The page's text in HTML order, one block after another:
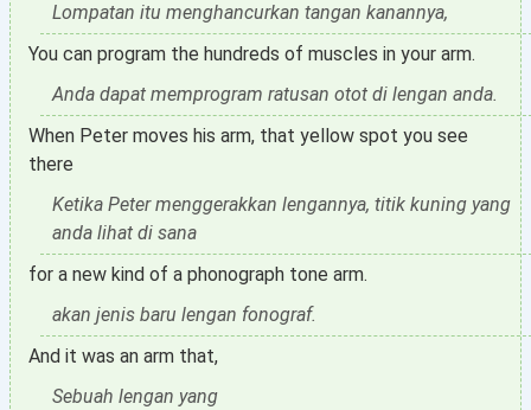
Lompatan itu menghancurkan tangan kanannya,
You can program the hundreds of muscles in your arm.
Anda dapat memprogram ratusan otot di lengan anda.
When Peter moves his arm, that yellow spot you see
there
Ketika Peter menggerakkan lengannya, titik kuning yang
anda lihat di sana
for a new kind of a phonograph tone arm.
akan jenis baru lengan fonograf.
And it was an arm that,
Sebuah lengan yang